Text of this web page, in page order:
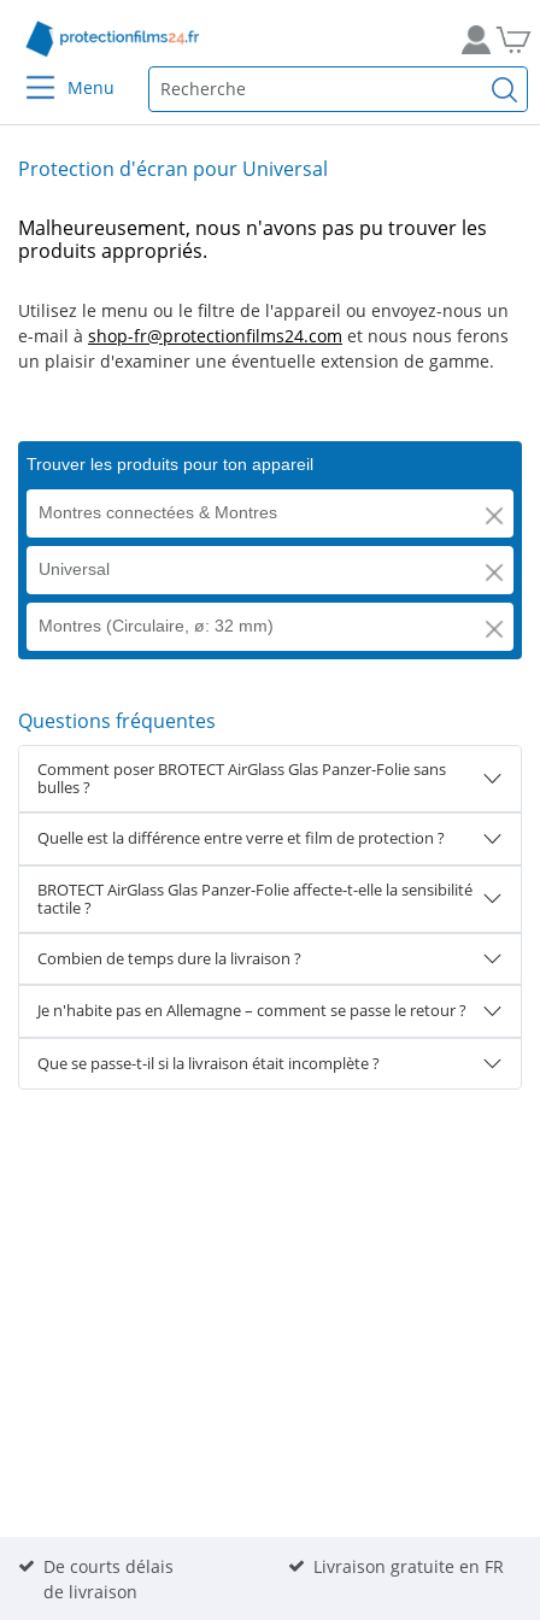
Menu
Protection d'écran pour Universal
Malheureusement, nous n'avons pas pu trouver les
produits appropriés.
Utilisez le menu ou le filtre de l'appareil ou envoyez-nous un
e-mail à shop-fr@protectionfilms24.com et nous nous ferons
un plaisir d'examiner une éventuelle extension de gamme.
Trouver les produits pour ton appareil
Montres connectées & Montres
Universal
Montres (Circulaire, ø: 32 mm)
Questions fréquentes
Comment poser BROTECT AirGlass Glas Panzer-Folie sans
bulles ?
Quelle est la différence entre verre et film de protection ?
BROTECT AirGlass Glas Panzer-Folie affecte-t-elle la sensibilité
tactile ?
Combien de temps dure la livraison ?
Je n'habite pas en Allemagne – comment se passe le retour ?
Que se passe-t-il si la livraison était incomplète ?
De courts délais
de livraison
Livraison gratuite en FR